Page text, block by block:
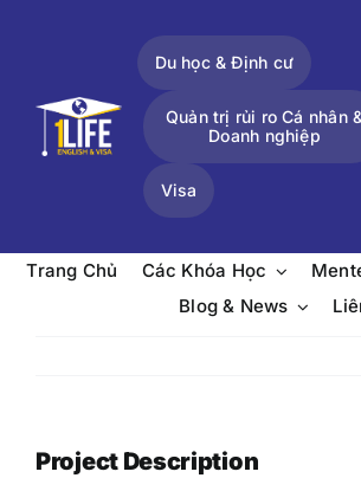
Du học & Định cư
Quản trị rủi ro Cá nhân
Doanh nghiệp
Visa
Trang Chủ Các Khóa Học
Blog & News
Project Description